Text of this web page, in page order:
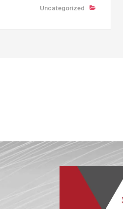
Uncategorized